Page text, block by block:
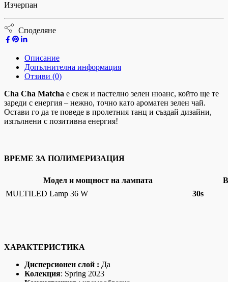
Изчерпан
Споделяне
Описание
Допълнителна информация
Отзиви (0)
Cha Cha Matcha е свеж и пастелно зелен нюанс, който ще те
зареди с енергия – нежно, точно като ароматен зелен чай.
Остави го да те поведе в пролетния танц и създай дизайни,
изпълнени с позитивна енергия!
ВРЕМЕ ЗА ПОЛИМЕРИЗАЦИЯ
Модел и мощност на лампата
MULTILED Lamp 36 W
30s
ХАРАКТЕРИСТИКА
Дисперсионен слой : Да
Колекция: Spring 2023